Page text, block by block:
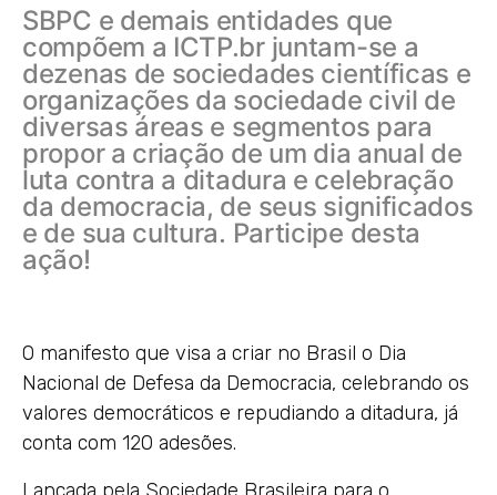
SBPC e demais entidades que
compõem a ICTP.br juntam-se a
dezenas de sociedades científicas e
organizações da sociedade civil de
diversas áreas e segmentos para
propor a criação de um dia anual de
luta contra a ditadura e celebração
da democracia, de seus significados
e de sua cultura. Participe desta
ação!
O manifesto que visa a criar no Brasil o Dia
Nacional de Defesa da Democracia, celebrando os
valores democráticos e repudiando a ditadura, já
conta com 120 adesões.